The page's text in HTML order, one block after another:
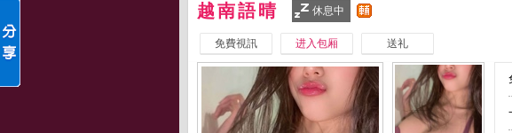
越南語晴 休息中
免費視訊 进入包厢 送礼